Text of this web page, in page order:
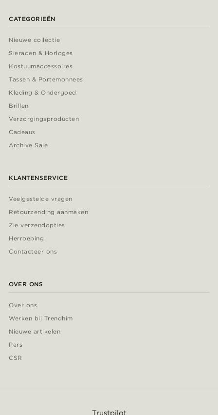
CATEGORIEËN
Nieuwe collectie
Sieraden & Horloges
Kostuumaccessoires
Tassen & Portemonnees
Kleding & Ondergoed
Brillen
Verzorgingsproducten
Cadeaus
Archive Sale
KLANTENSERVICE
Veelgestelde vragen
Retourzending aanmaken
Zie verzendopties
Herroeping
Contacteer ons
OVER ONS
Over ons
Werken bij Trendhim
Nieuwe artikelen
Pers
CSR